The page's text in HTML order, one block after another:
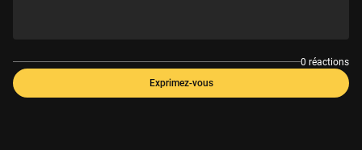
0 réactions
Exprimez-vous